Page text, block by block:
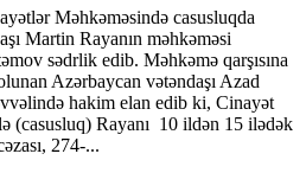
Məhkəməsində casusluqda
Martin Rayanın məhkəməsi
sədrlik edib. Məhkəmə qarşısına
Azərbaycan vətəndaşı Azad
hakim elan edib ki, Cinayət
(casusluq) Rayanı 10 ildən 15 ilədək
274-...